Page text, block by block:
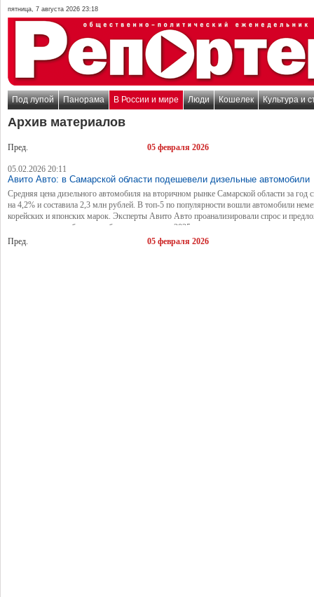
пятница, 7 августа 2026 23:18
Под лупой Панорама В России и мире Люди Кошелек Культура и
Архив материалов
Пред. 05 февраля 2026
05.02.2026 20:11
Авито Авто: в Самарской области подешевели дизельные автомобили
Средняя цена дизельного автомобиля на вторичном рынке Самарской области за год
на 4,2% и составила 2,3 млн рублей. В топ-5 по популярности вошли автомобили
корейских и японских марок. Эксперты Авито Авто проанализировали спрос и
дизельные автомобили с пробегом в регионе в 2025 году.
Пред.
05 февраля 2026